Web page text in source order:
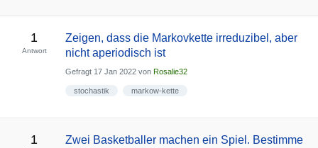
1
Antwort
Zeigen, dass die Markovkette irreduzibel, aber
nicht aperiodisch ist
Gefragt 17 Jan 2022 von Rosalie32
stochastik markow-kette
1
Zwei Basketballer machen ein Spiel. Bestimme